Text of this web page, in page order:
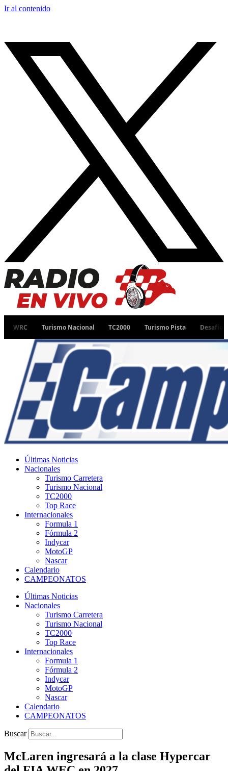
Ir al contenido
Turismo Nacional TC2000 Turismo Pista Desafío Ruta 40
Últimas Noticias
Nacionales
Turismo Carretera
Turismo Nacional
TC2000
Top Race
Internacionales
Formula 1
Fórmula 2
Indycar
MotoGP
Nascar
Calendario
CAMPEONATOS
Últimas Noticias
Nacionales
Turismo Carretera
Turismo Nacional
TC2000
Top Race
Internacionales
Formula 1
Fórmula 2
Indycar
MotoGP
Nascar
Calendario
CAMPEONATOS
Buscar
McLaren ingresará a la clase Hypercar